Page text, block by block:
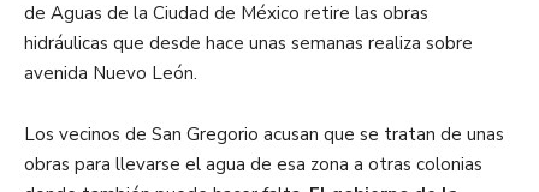
de Aguas de la Ciudad de México retire las obras
hidráulicas que desde hace unas semanas realiza sobre
avenida Nuevo León.
Los vecinos de San Gregorio acusan que se tratan de unas
obras para llevarse el agua de esa zona a otras colonias